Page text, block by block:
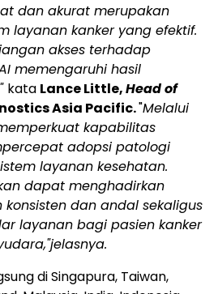
dan akurat merupakan
layanan kanker yang efektif.
akses terhadap
memengaruhi hasil
kata Lance Little,Head of
Asia Pacific."Melalui
kapabilitas
adopsi patologi
layanan kesehatan.
dapat menghadirkan
dan andal sekaligus
layanan bagi pasien kanker
di Singapura, Taiwan,